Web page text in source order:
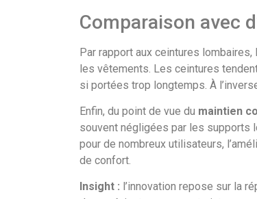
Comparaison avec
Par rapport aux ceintures
les vêtements. Les ceintures
si portées trop longtemps. À
Enfin, du point de vue du maintien
souvent négligées par les supports
pour de nombreux utilisateurs,
de confort.
Insight : l’innovation repose sur la